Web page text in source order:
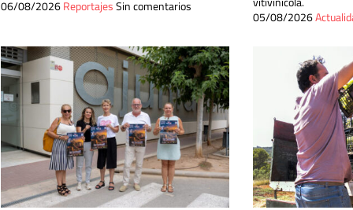
06/08/2026ReportajesSin comentarios
05/08/2026